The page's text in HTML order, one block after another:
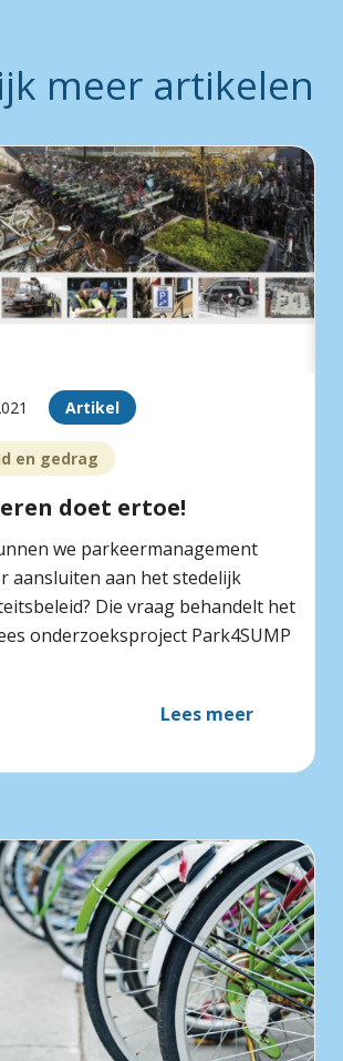
meer artikelen
Artikel
en gedrag
doet ertoe!
we parkeermanagement
aansluiten aan het stedelijk
Die vraag behandelt het
onderzoeksproject Park4SUMP
Lees meer